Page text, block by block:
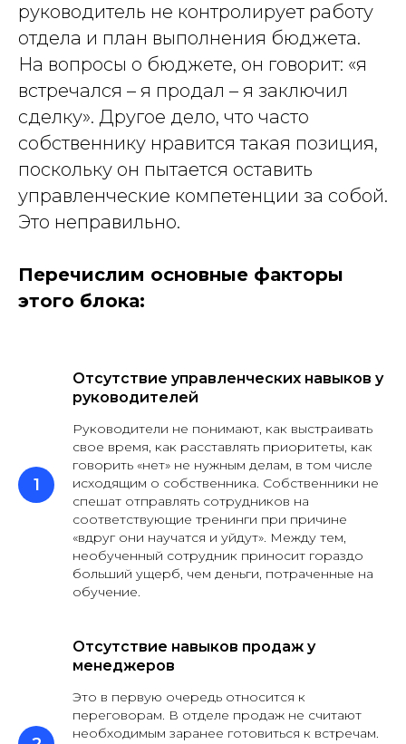
руководитель не контролирует работу
отдела и план выполнения бюджета.
На вопросы о бюджете, он говорит: «я
встречался – я продал – я заключил
сделку». Другое дело, что часто
собственнику нравится такая позиция,
поскольку он пытается оставить
управленческие компетенции за собой.
Это неправильно.
Перечислим основные факторы
этого блока:
Отсутствие управленческих навыков у
руководителей
Руководители не понимают, как выстраивать
свое время, как расставлять приоритеты, как
говорить «нет» не нужным делам, в том числе
исходящим о собственника. Собственники не
спешат отправлять сотрудников на
соответствующие тренинги при причине
«вдруг они научатся и уйдут». Между тем,
необученный сотрудник приносит гораздо
больший ущерб, чем деньги, потраченные на
обучение.
Отсутствие навыков продаж у
менеджеров
Это в первую очередь относится к
переговорам. В отделе продаж не считают
необходимым заранее готовиться к встречам.